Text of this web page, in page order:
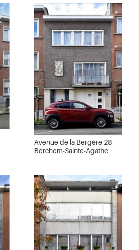
Avenue de la Bergère 28
Berchem-Sainte-Agathe